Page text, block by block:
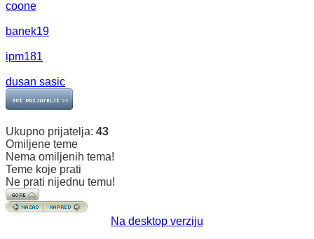
coone
banek19
ipm181
dusan sasic
Ukupno prijatelja: 43
Omiljene teme
Nema omiljenih tema!
Teme koje prati
Ne prati nijednu temu!
Na desktop verziju